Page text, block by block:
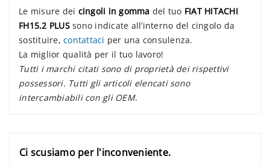
Le misure dei cingoli in gomma del tuo FIAT HITACHI
FH15.2 PLUSsono indicate all’interno del cingolo da
sostituire, contattaci per una consulenza.
La miglior qualità per il tuo lavoro!
Tutti i marchi citati sono di proprietà dei rispettivi
possessori. Tutti gli articoli elencati sono
intercambiabili con gli OEM.
Ci scusiamo per l'inconveniente.